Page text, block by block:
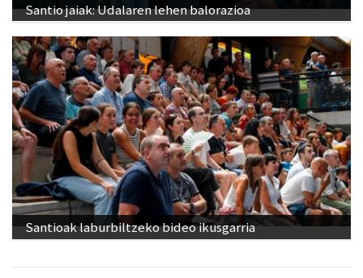
Santio jaiak: Udalaren lehen balorazioa
Santioak laburbiltzeko bideo ikusgarria